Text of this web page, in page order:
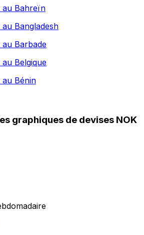
au Bahreïn
au Bangladesh
au Barbade
au Belgique
au Bénin
graphiques de devises NOK